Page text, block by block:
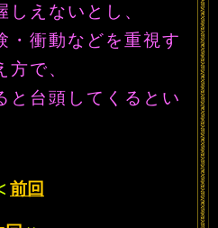
えないとし、
衝動などを重視す
方で、
台頭してくるとい
前回